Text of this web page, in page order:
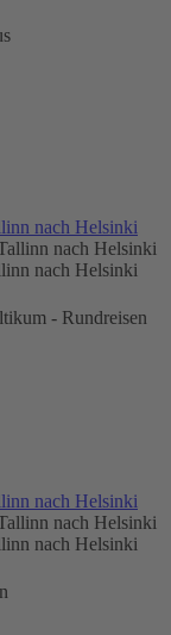
nach Helsinki
nach Helsinki
- Rundreisen
nach Helsinki
nach Helsinki